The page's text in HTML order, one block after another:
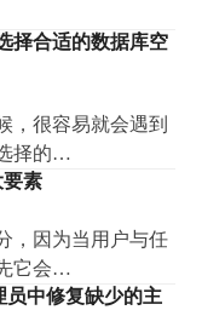
择合适的数据库空
，很容易就会遇到
择的…
要素
，因为当用户与任
它会…
员中修复缺少的主